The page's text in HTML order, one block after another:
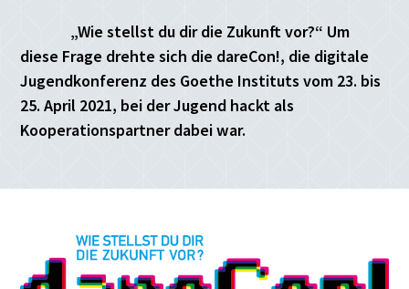
„Wie stellst du dir die Zukunft vor?“ Um
diese Frage drehte sich die dareCon!, die digitale
Jugendkonferenz des Goethe Instituts vom 23. bis
25. April 2021, bei der Jugend hackt als
Kooperationspartner dabei war.